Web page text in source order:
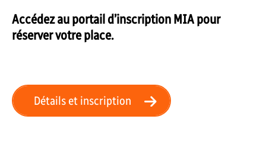
Accédez au portail d’inscription MIA pour
réserver votre place.
Détails et inscription